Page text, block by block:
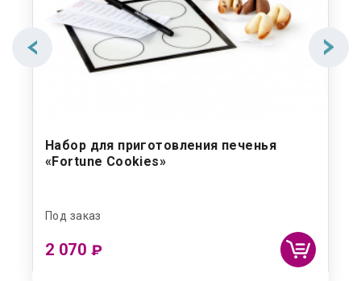
Набор для приготовления печенья
«Fortune Cookies»
Под заказ
2 070 ₽